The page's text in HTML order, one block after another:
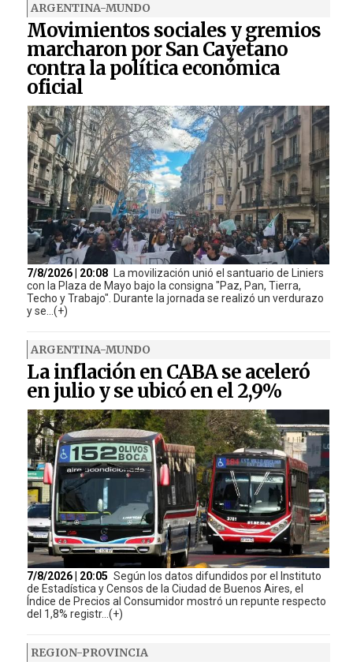
ARGENTINA-MUNDO
Movimientos sociales y gremios
marcharon por San Cayetano
contra la política económica
oficial
7/8/2026 | 20:08
La movilización unió el santuario de Liniers
con la Plaza de Mayo bajo la consigna "Paz, Pan, Tierra,
Techo y Trabajo". Durante la jornada se realizó un verdurazo
y se...(+)
ARGENTINA-MUNDO
La inflación en CABA se aceleró
en julio y se ubicó en el 2,9%
7/8/2026 | 20:05 Según los datos difundidos por el Instituto
de Estadística y Censos de la Ciudad de Buenos Aires, el
Índice de Precios al Consumidor mostró un repunte respecto
del 1,8% registr...(+)
REGION-PROVINCIA